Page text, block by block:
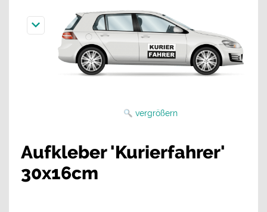
vergrößern
Aufkleber 'Kurierfahrer'
30x16cm